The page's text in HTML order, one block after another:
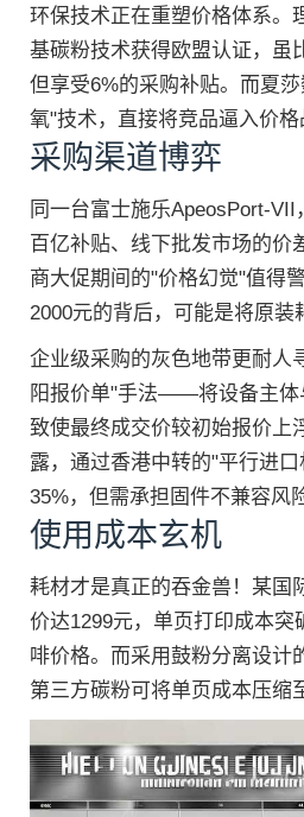
环保技术正在重塑价格体系。
基碳粉技术获得欧盟认证，虽
但享受6%的采购补贴。而夏
氧"技术，直接将竞品逼入价格
采购渠道博弈
同一台富士施乐ApeosPort-
百亿补贴、线下批发市场的价
商大促期间的"价格幻觉"值得
2000元的背后，可能是将原装
企业级采购的灰色地带更耐人
阳报价单"手法——将设备主体
致使最终成交价较初始报价上
露，通过香港中转的"平行进
35%，但需承担固件不兼容风
使用成本玄机
耗材才是真正的吞金兽！某国
价达1299元，单页打印成本突
啡价格。而采用鼓粉分离设计
第三方碳粉可将单页成本压缩